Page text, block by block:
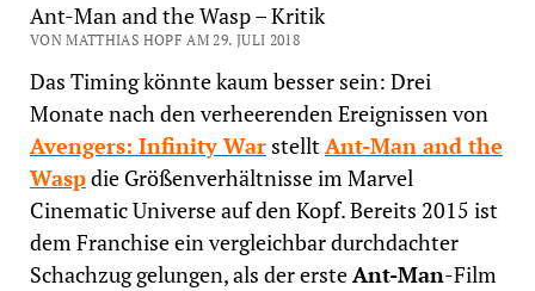
Ant-Man and the Wasp – Kritik
VON MATTHIAS HOPF AM 29. JULI 2018
Das Timing könnte kaum besser sein: Drei
Monate nach den verheerenden Ereignissen von
Avengers: Infinity WarstelltAnt-Man and the
Waspdie Größenverhältnisse im Marvel
Cinematic Universe auf den Kopf. Bereits 2015 ist
dem Franchise ein vergleichbar durchdachter
Schachzug gelungen, als der ersteAnt-Man-Film